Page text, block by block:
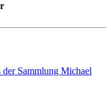
Sammlung Michael